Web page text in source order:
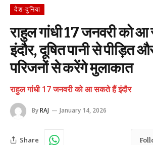
देश-दुनिया
राहुल गांधी 17 जनवरी को
इंदौर, दूषित पानी से पीड़ित
परिजनों से करेंगे मुलाकात
राहुल गांधी 17 जनवरी को आ सकते हैं इंदौर
ByRAJ January 14, 2026
Share